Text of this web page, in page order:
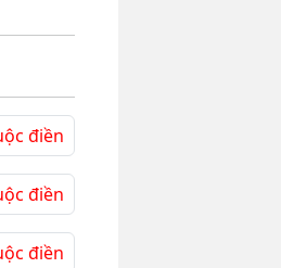
điền
điền
điền